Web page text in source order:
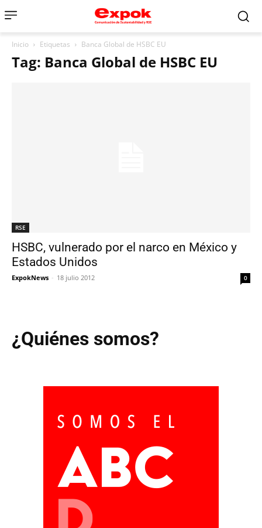
Inicio Etiquetas Banca Global de HSBC EU
Tag: Banca Global de HSBC EU
RSE
HSBC, vulnerado por el narco en México y
Estados Unidos
ExpokNews - 18 julio 2012 0
¿Quiénes somos?